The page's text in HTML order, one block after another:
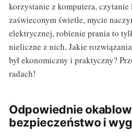
korzystanie z komputera,
zaświeconym świetle, mycie
elektrycznej, robienie prania to
nieliczne z nich. Jakie
był ekonomiczny i praktyczny?
radach!
Odpowiednie
bezpieczeństwo i